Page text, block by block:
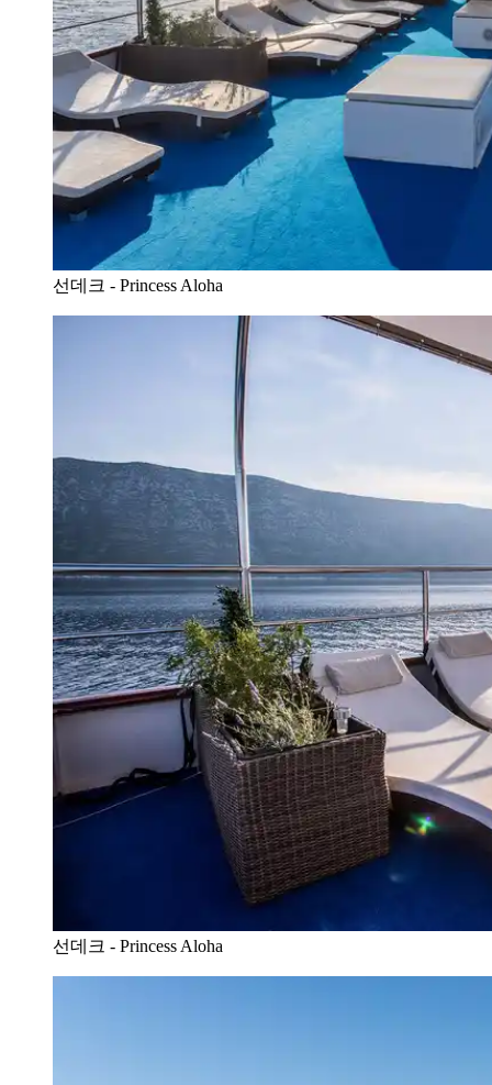
선데크 - Princess Aloha
선데크 - Princess Aloha